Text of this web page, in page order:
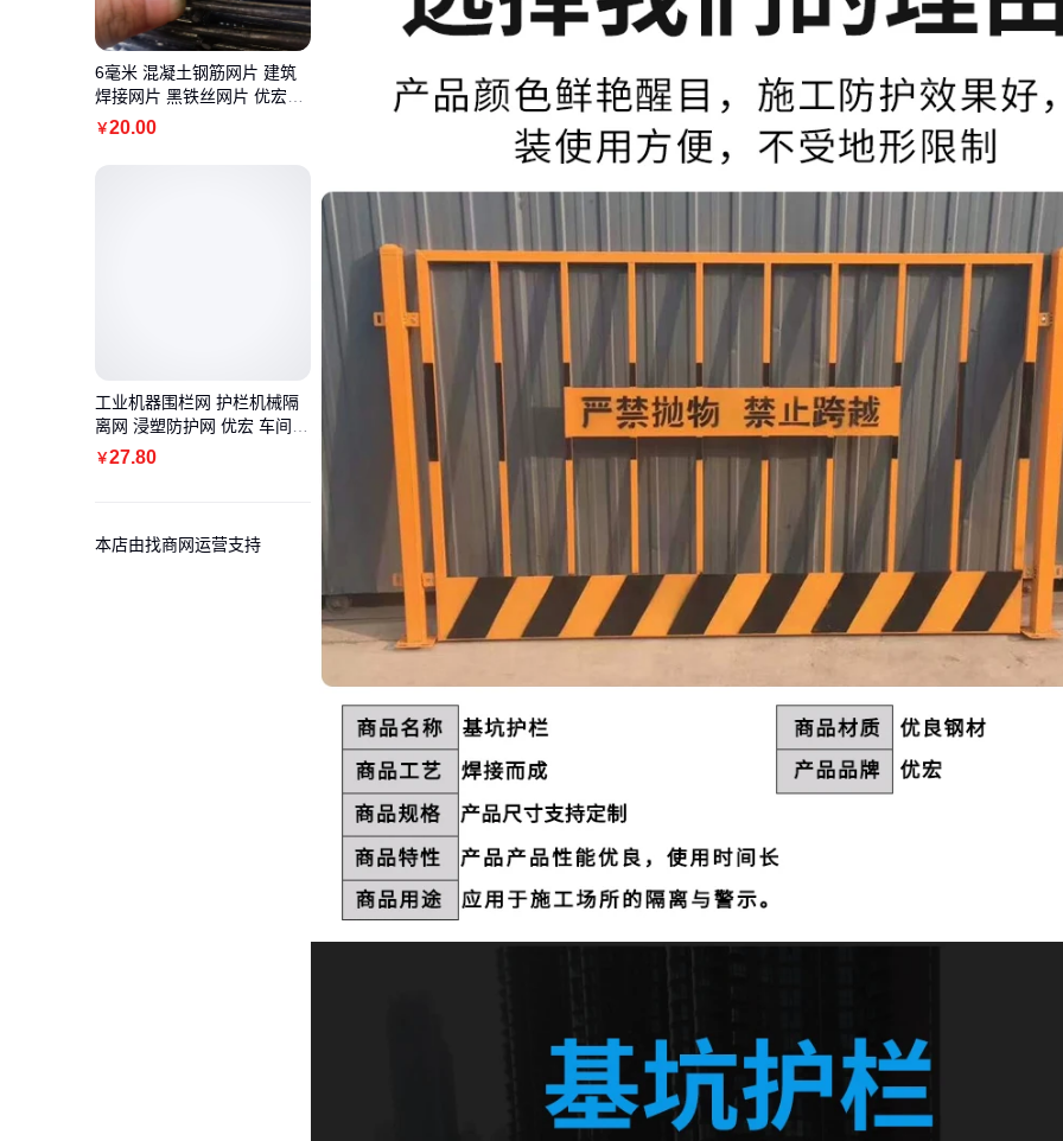
6毫米 混凝土钢筋网片 建筑
焊接网片 黑铁丝网片 优宏定
制
￥20.00
工业机器围栏网 护栏机械隔
离网 浸塑防护网 优宏 车间隔
离
￥27.80
本店由找商网运营支持